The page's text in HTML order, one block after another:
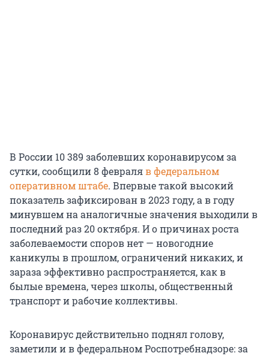
В России 10 389 заболевших коронавирусом за
сутки, сообщили 8 февраляв федеральном
оперативном штабе. Впервые такой высокий
показатель зафиксирован в 2023 году, а в году
минувшем на аналогичные значения выходили в
последний раз 20 октября. И о причинах роста
заболеваемости споров нет — новогодние
каникулы в прошлом, ограничений никаких, и
зараза эффективно распространяется, как в
былые времена, через школы, общественный
транспорт и рабочие коллективы.
Коронавирус действительно поднял голову,
заметили и в федеральном Роспотребнадзоре: за